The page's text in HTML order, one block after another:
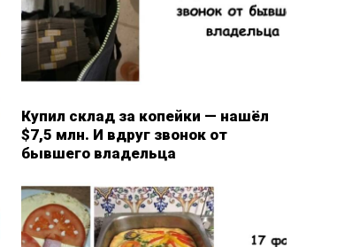
Купил склад за копейки — нашёл
$7,5 млн. И вдруг звонок от
бывшего владельца